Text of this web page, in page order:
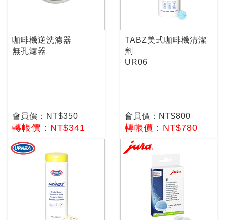
咖啡機逆洗濾器
無孔濾器
會員價：NT$350
轉帳價：NT$341
TABZ美式咖啡機清潔
劑
UR06
會員價：NT$800
轉帳價：NT$780